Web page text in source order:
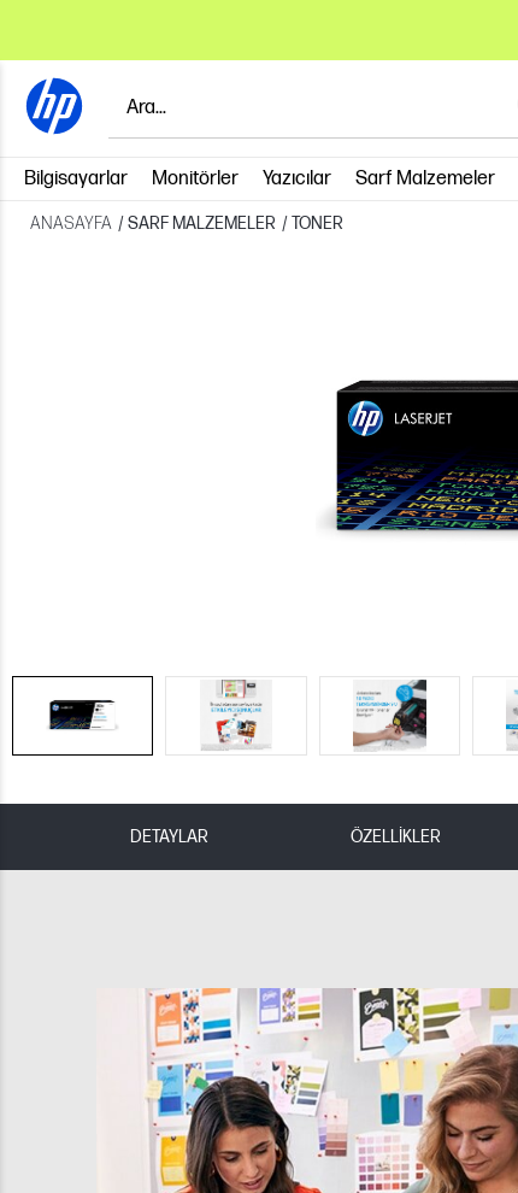
Bilgisayarlar Monitörler Yazıcılar Sarf Malzemeler
ANASAYFA /SARF MALZEMELER /TONER
DETAYLAR ÖZELLİKLER